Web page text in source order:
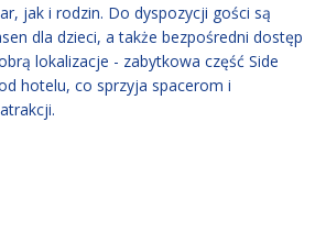
jak i rodzin. Do dyspozycji gości są
dla dzieci, a także bezpośredni dostęp
lokalizacje - zabytkowa część Side
hotelu, co sprzyja spacerom i